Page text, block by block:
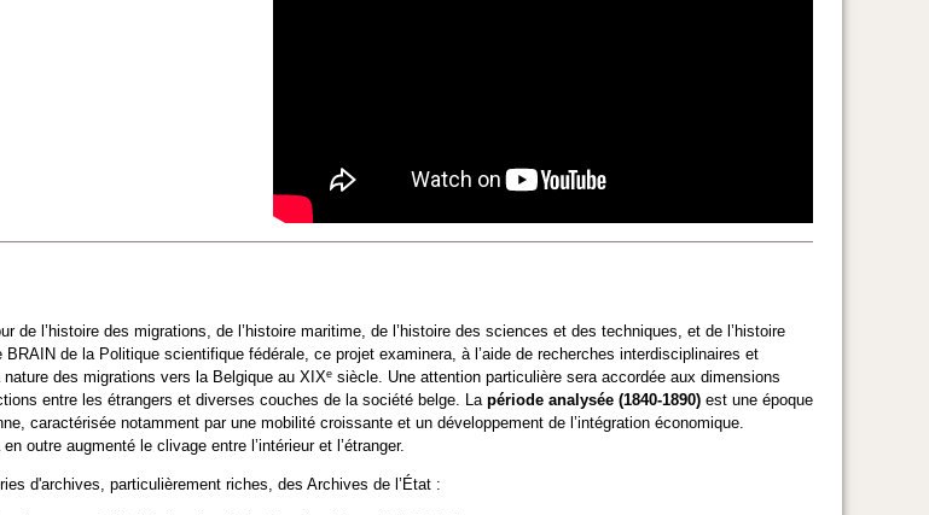
de l’histoire des migrations, de l’histoire maritime, de l’histoire des sciences et des techniques, et de l’histoire
de la Politique scientifique fédérale, ce projet examinera, à l’aide de recherches interdisciplinaires et
des migrations vers la Belgique au XIXe siècle. Une attention particulière sera accordée aux dimensions
entre les étrangers et diverses couches de la société belge. La période analysée (1840-1890) est une époque
caractérisée notamment par une mobilité croissante et un développement de l’intégration économique.
outre augmenté le clivage entre l’intérieur et l’étranger.
d'archives, particulièrement riches, des Archives de l’État :